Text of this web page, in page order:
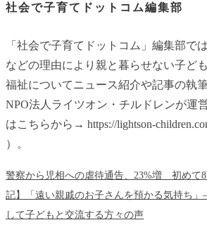
社会で子育てドットコム編集部
「社会で子育てドットコム」編集部で
などの理由により親と暮らせない子ど
福祉についてニュース紹介や記事の執
NPO法人ライツオン・チルドレンが運
はこちらから→ https://lightson-
）。
警察から児相への虐待通告、23%増 初めて8
記】
「遠い親戚のお子さんを預かる気持ち
して子どもと交流する方々の声